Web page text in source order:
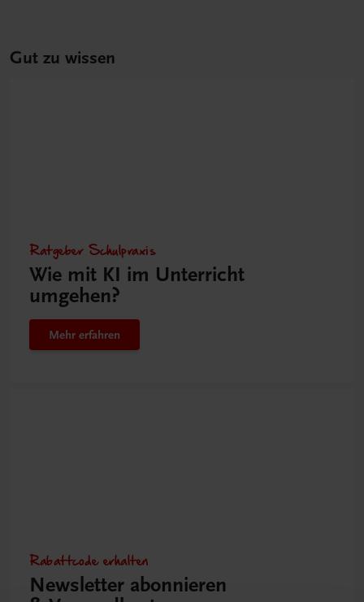
Gut zu wissen
Ratgeber Schulpraxis
Wie mit KI im Unterricht
umgehen?
Mehr erfahren
Rabattcode erhalten
Newsletter abonnieren